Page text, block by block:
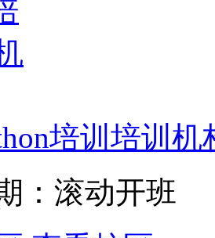
培训培训机
：滚动开班